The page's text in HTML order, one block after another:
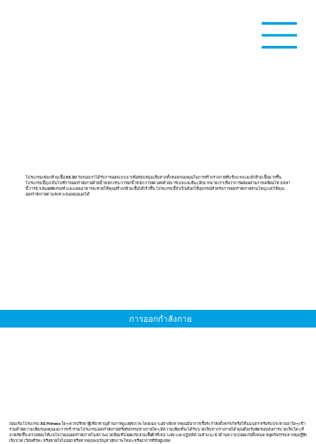
โปรแกรมเพิ่มกล้ามเนื้อ XS 30 วันของเราได้รับการออกแบบมาเพื่อสนับสนุนเส้นทางทั้งหมดของคุณในการสร้างร่างกายที่แข็งแรงและมีกล้ามเนื้อมากขึ้น
โปรแกรมนี้มุ่งเน้นไปที่การออกกำลังกายด้วยน้ำหนัก เช่น การยกน้ำหนัก การสควอทด้วยบาร์เบล และอื่นๆ อีกมากมาย เราเชื่อว่าการผสมผสานการเคลื่อนไหวเหล่า
นี้ การนำเสนอผลิตภัณฑ์ และแผนอาหารจะช่วยให้คุณสร้างกล้ามเนื้อได้เร็วขึ้น โปรแกรมนี้จำเป็นต้องใช้อุปกรณ์สำหรับการออกกำลังกายส่วนใหญ่ แต่ให้คุณ
ออกกำลังกายตามจังหวะของคุณเองได้
PRODUCTS
การออกกำลังกาย
ก่อนเริ่มโปรแกรม XS Fitness ใดๆ ควรปรึกษาผู้เชี่ยวชาญด้านการดูแลสุขภาพ โดยเฉพาะอย่างยิ่งหากคุณมีอาการเรื้อรัง กำลังตั้งครรภ์หรือให้นมบุตร หรือรับประทานยาใดๆ เข้า
ร่วมด้วยความเสี่ยงของคุณเอง การเข้าร่วมโปรแกรมออกกำลังกายหรือกิจกรรมทางกายใดๆ มีความเสี่ยงที่จะได้รับบาดเจ็บทางร่างกายได้ คุณต้องรับผิดชอบต่อการบาดเจ็บใดๆ ที่
อาจเกิดขึ้น ตรวจสอบให้แน่ใจว่าคุณออกกำลังกายในสภาพแวดล้อมที่ปลอดภัย สวมเสื้อผ้าที่เหมาะสม และปฏิบัติตามคำแนะนำด้านความปลอดภัยทั้งหมด หยุดกิจกรรมหากคุณรู้สึก
เจ็บปวด เวียนศีรษะ หรือหายใจไม่ออก หรือหากคุณพบปัญหาสุขภาพใหม่ๆ หรืออาการที่มีอยู่แย่ลง